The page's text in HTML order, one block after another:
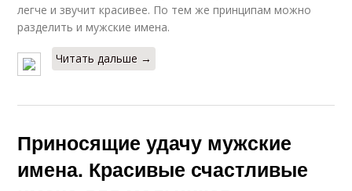
легче и звучит красивее. По тем же принципам можно
разделить и мужские имена.
Читать дальше →
Приносящие удачу мужские
имена. Красивые счастливые